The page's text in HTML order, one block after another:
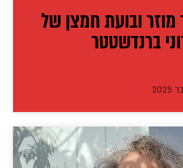
ובועת חמצן של
ברנדשטטר